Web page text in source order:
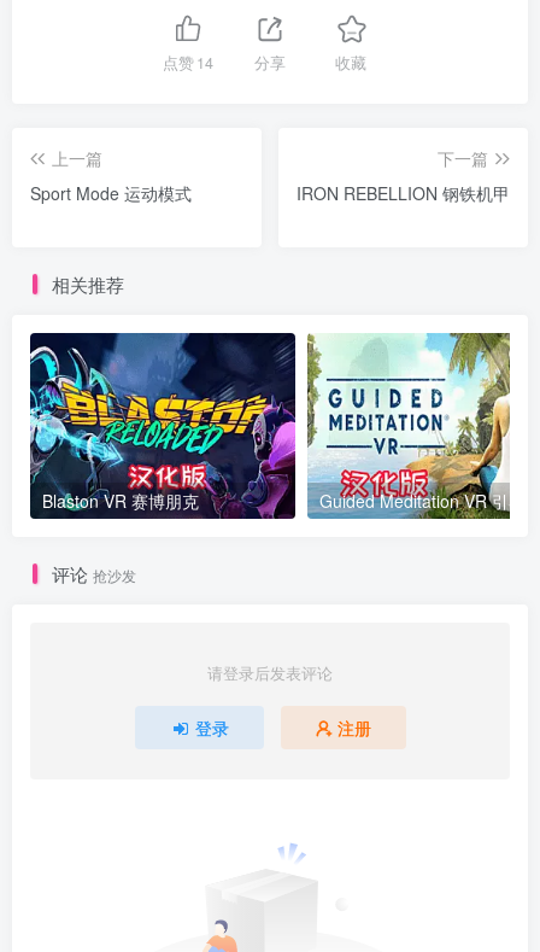
点赞14 分享 收藏
上一篇
Sport Mode 运动模式
下一篇
IRON REBELLION 钢铁机甲
相关推荐
Blaston VR 赛博朋克 Guided Meditation VR 引导
评论 抢沙发
请登录后发表评论
登录 注册